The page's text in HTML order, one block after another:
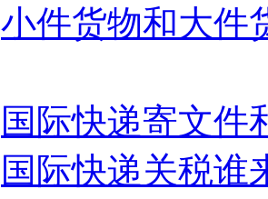
小件货物和大件
国际快递寄文件
国际快递关税谁